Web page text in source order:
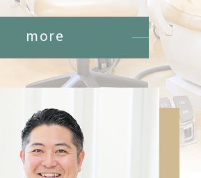
more